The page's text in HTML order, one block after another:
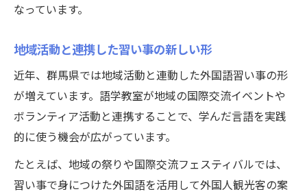
なっています。
地域活動と連携した習い事の新しい形
近年、群馬県では地域活動と連動した外国語習い事の形
が増えています。語学教室が地域の国際交流イベントや
ボランティア活動と連携することで、学んだ言語を実践
的に使う機会が広がっています。
たとえば、地域の祭りや国際交流フェスティバルでは、
習い事で身につけた外国語を活用して外国人観光客の案